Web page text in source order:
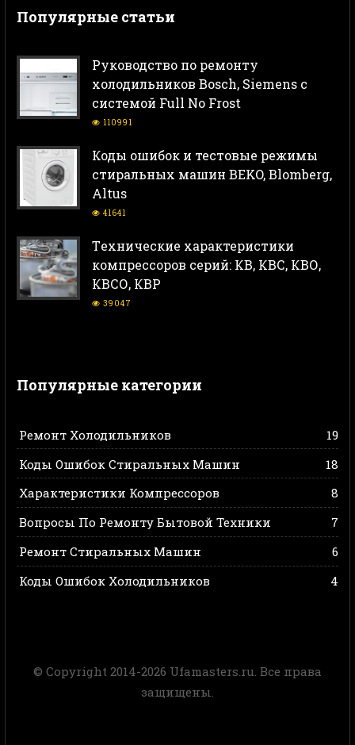
Популярные статьи
Руководство по ремонту
холодильников Bosch, Siemens с
системой Full No Frost
110991
Коды ошибок и тестовые режимы
стиральных машин BEKO, Blomberg,
Altus
41641
Тeхнические характеристики
компрессоров серий: КВ, КВС, КВО,
КВСО, КВР
39047
Популярные категории
Ремонт Холодильников
19
Коды Ошибок Стиральных Машин
18
Характеристики Компрессоров
8
Вопросы По Ремонту Бытовой Техники
7
Ремонт Стиральных Машин
6
Коды Ошибок Холодильников
4
© Copyright 2014-2026 Ufamasters.ru. Все права
защищены.